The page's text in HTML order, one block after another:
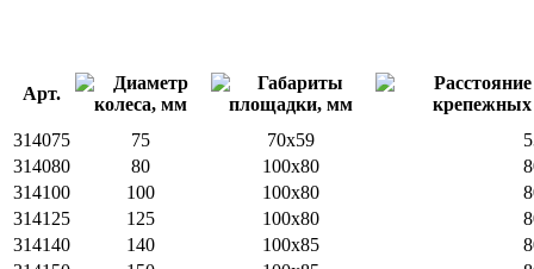
Арт.
314075 75 70x59
314080
80 100x80
314100
100 100x80
314125
125 100x80
314140
140 100х85